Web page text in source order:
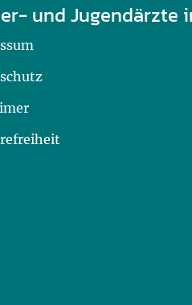
und Jugendärzte